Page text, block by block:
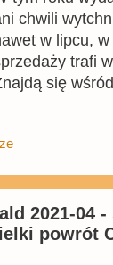
chwili
w lipcu,
trafi
się
2021-04 -
powrót